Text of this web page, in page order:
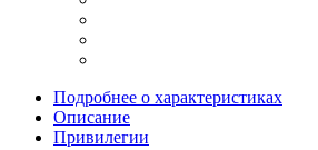
Подробнее о характеристиках
Описание
Привилегии